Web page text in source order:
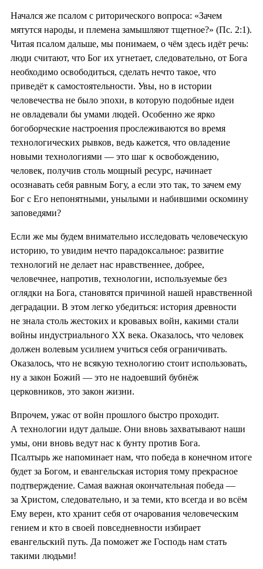
Начался же псалом с риторического вопроса: «Зачем
мятутся народы, и племена замышляют тщетное?» (Пс. 2:1).
Читая псалом дальше, мы понимаем, о чём здесь идёт речь:
люди считают, что Бог их угнетает, следовательно, от Бога
необходимо освободиться, сделать нечто такое, что
приведёт к самостоятельности. Увы, но в истории
человечества не было эпохи, в которую подобные идеи
не овладевали бы умами людей. Особенно же ярко
богоборческие настроения прослеживаются во время
технологических рывков, ведь кажется, что овладение
новыми технологиями — это шаг к освобождению,
человек, получив столь мощный ресурс, начинает
осознавать себя равным Богу, а если это так, то зачем ему
Бог с Его непонятными, унылыми и набившими оскомину
заповедями?
Если же мы будем внимательно исследовать человеческую
историю, то увидим нечто парадоксальное: развитие
технологий не делает нас нравственнее, добрее,
человечнее, напротив, технологии, используемые без
оглядки на Бога, становятся причиной нашей нравственной
деградации. В этом легко убедиться: история древности
не знала столь жестоких и кровавых войн, какими стали
войны индустриального XX века. Оказалось, что человек
должен волевым усилием учиться себя ограничивать.
Оказалось, что не всякую технологию стоит использовать,
ну а закон Божий — это не надоевший бубнёж
церковников, это закон жизни.
Впрочем, ужас от войн прошлого быстро проходит.
А технологии идут дальше. Они вновь захватывают наши
умы, они вновь ведут нас к бунту против Бога.
Псалтырь же напоминает нам, что победа в конечном итоге
будет за Богом, и евангельская история тому прекрасное
подтверждение. Самая важная окончательная победа —
за Христом, следовательно, и за теми, кто всегда и во всём
Ему верен, кто хранит себя от очарования человеческим
гением и кто в своей повседневности избирает
евангельский путь. Да поможет же Господь нам стать
такими людьми!